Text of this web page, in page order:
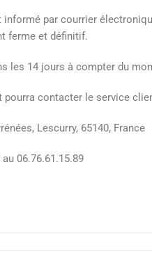
par courrier
ferme et définitif.
14 jours à compter du
contacter le service
Lescurry, 65140, France
06.76.61.15.89